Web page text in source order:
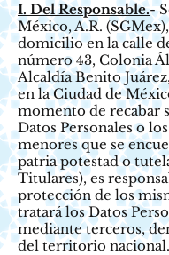
I. Del Responsable.-
México, A.R.
domicilio en la calle
número 43, Colonia
Alcaldía Benito
en la Ciudad de
momento de recabar
Datos Personales o
menores que se
patria potestad o
Titulares), es
protección de los
tratará los Datos
mediante terceros,
del territorio nacional.